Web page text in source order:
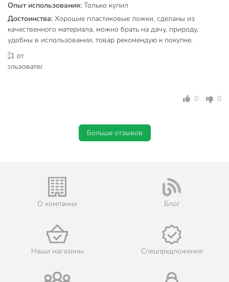
Опыт использования: Только купил
Достоинства: Хорошие пластиковые ложки, сделаны из
качественного материала, можно брать на дачу, природу,
удобны в использовании, товар рекомендую к покупке.
0 0
Больше отзывов
О компании Блог
Наши магазины Спецпредложения